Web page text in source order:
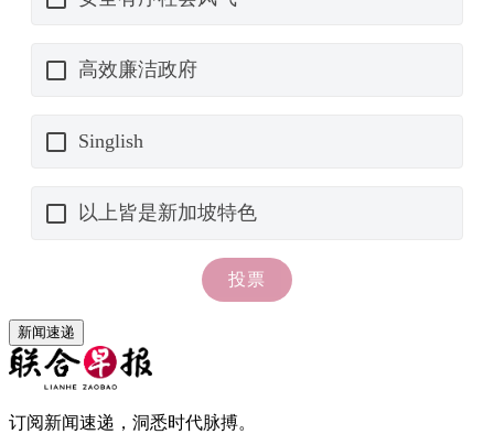
新闻速递
订阅新闻速递，洞悉时代脉搏。